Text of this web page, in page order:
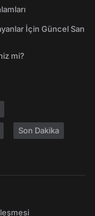
İçin Güncel San
mi?
Son Dakika